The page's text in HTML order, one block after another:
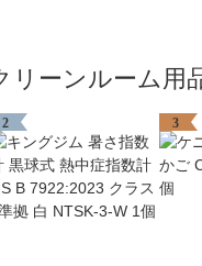
リーンルーム用
2 3